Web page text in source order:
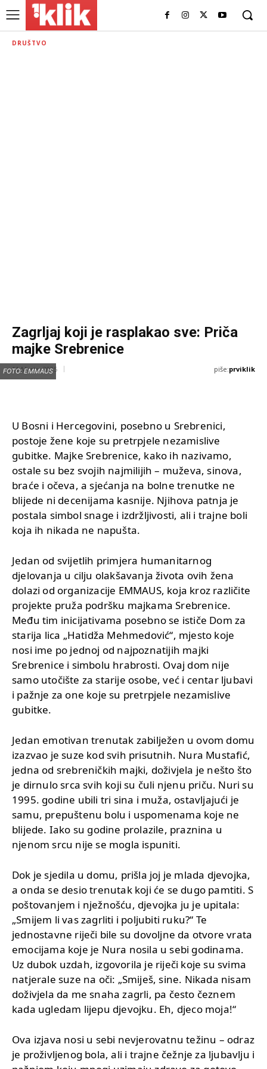
DRUŠTVO
Zagrljaj koji je rasplakao sve: Priča
majke Srebrenice
11 Marta, 2025 piše:prviklik
FOTO: EMMAUS
U Bosni i Hercegovini, posebno u Srebrenici,
postoje žene koje su pretrpjele nezamislive
gubitke. Majke Srebrenice, kako ih nazivamo,
ostale su bez svojih najmilijih – muževa, sinova,
braće i očeva, a sjećanja na bolne trenutke ne
blijede ni decenijama kasnije. Njihova patnja je
postala simbol snage i izdržljivosti, ali i trajne boli
koja ih nikada ne napušta.
Jedan od svijetlih primjera humanitarnog
djelovanja u cilju olakšavanja života ovih žena
dolazi od organizacije EMMAUS, koja kroz različite
projekte pruža podršku majkama Srebrenice.
Među tim inicijativama posebno se ističe Dom za
starija lica „Hatidža Mehmedović“, mjesto koje
nosi ime po jednoj od najpoznatijih majki
Srebrenice i simbolu hrabrosti. Ovaj dom nije
samo utočište za starije osobe, već i centar ljubavi
i pažnje za one koje su pretrpjele nezamislive
gubitke.
Jedan emotivan trenutak zabilježen u ovom domu
izazvao je suze kod svih prisutnih. Nura Mustafić,
jedna od srebreničkih majki, doživjela je nešto što
je dirnulo srca svih koji su čuli njenu priču. Nuri su
1995. godine ubili tri sina i muža, ostavljajući je
samu, prepuštenu bolu i uspomenama koje ne
blijede. Iako su godine prolazile, praznina u
njenom srcu nije se mogla ispuniti.
Dok je sjedila u domu, prišla joj je mlada djevojka,
a onda se desio trenutak koji će se dugo pamtiti. S
poštovanjem i nježnošću, djevojka ju je upitala:
„Smijem li vas zagrliti i poljubiti ruku?“ Te
jednostavne riječi bile su dovoljne da otvore vrata
emocijama koje je Nura nosila u sebi godinama.
Uz dubok uzdah, izgovorila je riječi koje su svima
natjerale suze na oči: „Smiješ, sine. Nikada nisam
doživjela da me snaha zagrli, pa često čeznem
kada ugledam lijepu djevojku. Eh, djeco moja!“
Ova izjava nosi u sebi nevjerovatnu težinu – odraz
je proživljenog bola, ali i trajne čežnje za ljubavlju i